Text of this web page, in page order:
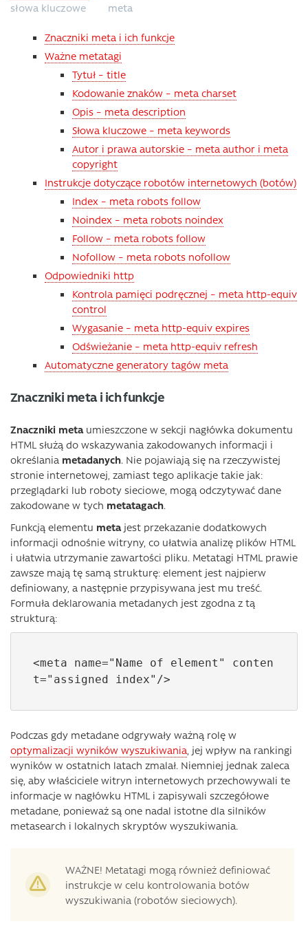
słowa kluczowe
meta
Znaczniki meta i ich funkcje
Ważne metatagi
Tytuł – title
Kodowanie znaków – meta charset
Opis – meta description
Słowa kluczowe – meta keywords
Autor i prawa autorskie – meta author i meta
copyright
Instrukcje dotyczące robotów internetowych (botów)
Index – meta robots follow
Noindex – meta robots noindex
Follow – meta robots follow
Nofollow – meta robots nofollow
Odpowiedniki http
Kontrola pamięci podręcznej – meta http-equiv
control
Wygasanie – meta http-equiv expires
Odświeżanie – meta http-equiv refresh
Automatyczne generatory tagów meta
Znaczniki meta i ich funkcje
Znaczniki metaumieszczone w sekcji nagłówka dokumentu
HTML służą do wskazywania zakodowanych informacji i
określania metadanych. Nie pojawiają się na rzeczywistej
stronie internetowej, zamiast tego aplikacje takie jak:
przeglądarki lub roboty sieciowe, mogą odczytywać dane
zakodowane w tych metatagach.
Funkcją elementu metajest przekazanie dodatkowych
informacji odnośnie witryny, co ułatwia analizę plików HTML
i ułatwia utrzymanie zawartości pliku. Metatagi HTML prawie
zawsze mają tę samą strukturę: element jest najpierw
definiowany, a następnie przypisywana jest mu treść.
Formuła deklarowania metadanych jest zgodna z tą
strukturą:
<meta name="Name of element" conten
t="assigned index"/>
Podczas gdy metadane odgrywały ważną rolę w
optymalizacji wyników wyszukiwania, jej wpływ na rankingi
wyników w ostatnich latach zmalał. Niemniej jednak zaleca
się, aby właściciele witryn internetowych przechowywali te
informacje w nagłówku HTML i zapisywali szczegółowe
metadane, ponieważ są one nadal istotne dla silników
metasearch i lokalnych skryptów wyszukiwania.
WAŻNE! Metatagi mogą również definiować
instrukcje w celu kontrolowania botów
wyszukiwania (robotów sieciowych).